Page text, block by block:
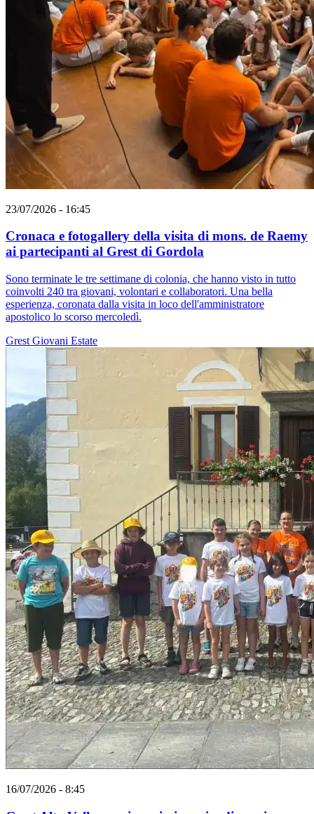
23/07/2026 - 16:45
Cronaca e fotogallery della visita di mons. de Raemy
ai partecipanti al Grest di Gordola
Sono terminate le tre settimane di colonia, che hanno visto in tutto
coinvolti 240 tra giovani, volontari e collaboratori. Una bella
esperienza, coronata dalla visita in loco dell'amministratore
apostolico lo scorso mercoledì.
Grest Giovani Estate
16/07/2026 - 8:45